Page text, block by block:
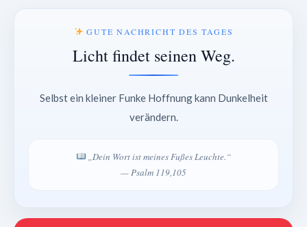
GUTE NACHRICHT DES TAGES
Licht findet seinen Weg.
Selbst ein kleiner Funke Hoffnung kann Dunkelheit
verändern.
„Dein Wort ist meines Fußes Leuchte.“
— Psalm 119,105